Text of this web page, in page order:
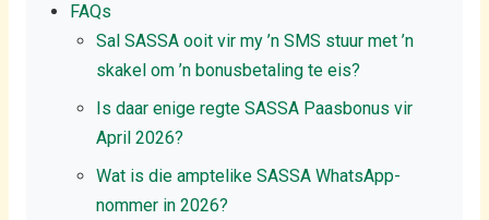
FAQs
Sal SASSA ooit vir my ’n SMS stuur met ’n
skakel om ’n bonusbetaling te eis?
Is daar enige regte SASSA Paasbonus vir
April 2026?
Wat is die amptelike SASSA WhatsApp-
nommer in 2026?